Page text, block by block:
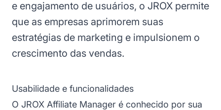
e engajamento de usuários, o JROX permite
que as empresas aprimorem suas
estratégias de marketing e impulsionem o
crescimento das vendas.
Usabilidade e funcionalidades
O JROX Affiliate Manager é conhecido por sua